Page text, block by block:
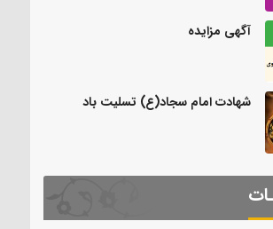
آگهی مزایده
شهادت امام سجاد(ع) تسلیت باد